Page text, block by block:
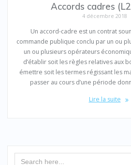
Accords cadres
4 décembre 2018
Un accord-cadre est un contrat
commande publique conclu par un ou
un ou plusieurs opérateurs
d’établir soit les règles relatives aux
émettre soit les termes régissant les
passer au cours d’une période
Lire la suite
Search